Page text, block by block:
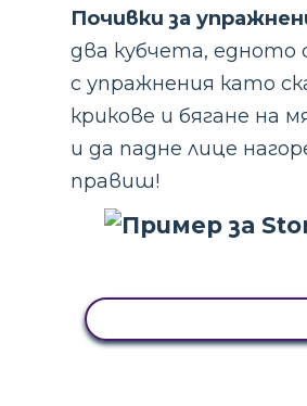
Почивки за
два кубчета, едното
с упражнения като
крикове и бягане на
и да падне лице
правиш!